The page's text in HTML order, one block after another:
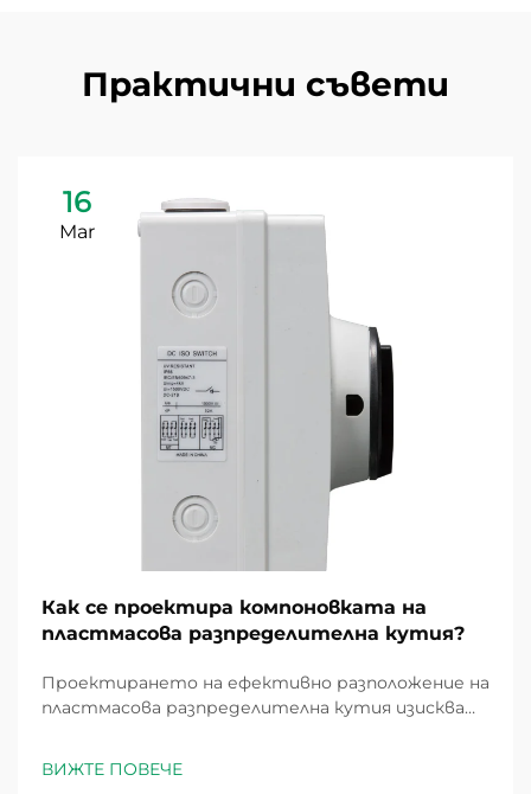
Практични съвети
16
Mar
Как се проектира компоновката на
пластмасова разпределителна кутия?
Проектирането на ефективно разположение на
пластмасова разпределителна кутия изисква
практическия опит при инсталиране. Добре
ВИЖТЕ ПОВЕЧЕ